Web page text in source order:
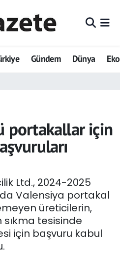
Gündem Dünya
portakallar için
Ltd., 2024-2025
Valensiya portakal
üreticilerin,
sıkma tesisinde
için başvuru kabul